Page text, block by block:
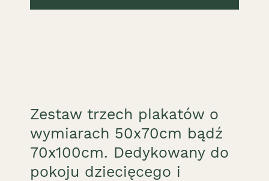
Zestaw trzech plakatów o
wymiarach 50x70cm bądź
70x100cm. Dedykowany do
pokoju dziecięcego i